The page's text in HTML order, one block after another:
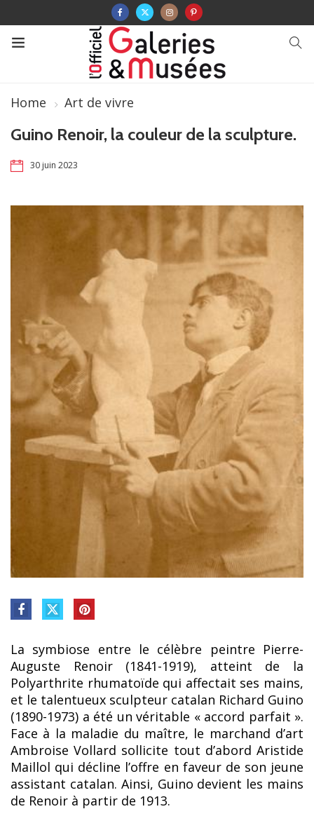
Home Art de vivre
Guino Renoir, la couleur de la sculpture.
30 juin 2023
La symbiose entre le célèbre peintre Pierre-
Auguste Renoir (1841-1919), atteint de la
Polyarthrite rhumatoïde qui affectait ses mains,
et le talentueux sculpteur catalan Richard Guino
(1890-1973) a été un véritable « accord parfait ».
Face à la maladie du maître, le marchand d’art
Ambroise Vollard sollicite tout d’abord Aristide
Maillol qui décline l’offre en faveur de son jeune
assistant catalan. Ainsi, Guino devient les mains
de Renoir à partir de 1913.